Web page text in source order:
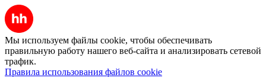
Мы используем файлы cookie, чтобы обеспечивать
правильную работу нашего веб-сайта и анализировать сетевой
трафик.
Правила использования файлов cookie